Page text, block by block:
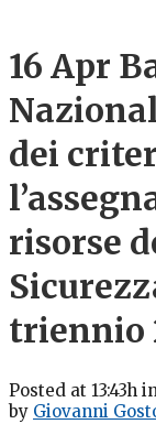
16 Apr
dei
risorse
triennio
Posted at 13:43h in
by Giovanni